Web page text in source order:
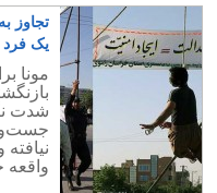
تجاوز
یک فرد
مونا
شدت
واقعه